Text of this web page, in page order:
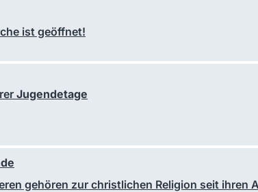
ist geöffnet!
Jugendetage
gehören zur christlichen Religion seit ihren